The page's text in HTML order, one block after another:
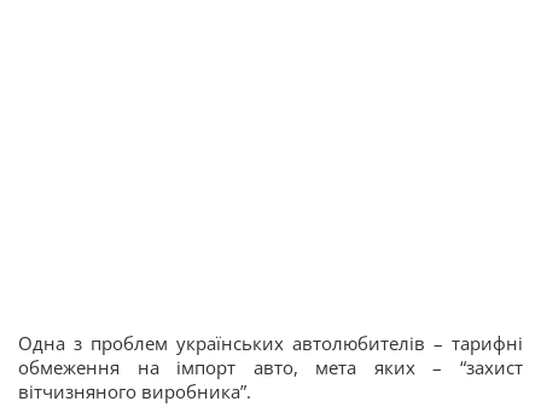
Одна з проблем українських автолюбителів – тарифні
обмеження на імпорт авто, мета яких – “захист
вітчизняного виробника”.